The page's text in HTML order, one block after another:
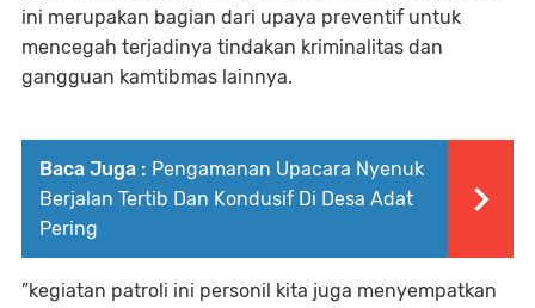
ini merupakan bagian dari upaya preventif untuk
mencegah terjadinya tindakan kriminalitas dan
gangguan kamtibmas lainnya.
Baca Juga : Pengamanan Upacara Nyenuk
Berjalan Tertib Dan Kondusif Di Desa Adat
Pering
”kegiatan patroli ini personil kita juga menyempatkan